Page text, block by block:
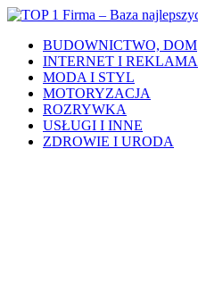
BUDOWNICTWO, DOM
INTERNET I REKLAMA
MODA I STYL
MOTORYZACJA
ROZRYWKA
USŁUGI I INNE
ZDROWIE I URODA